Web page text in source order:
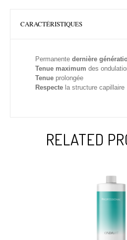
CARACTÉRISTIQUES
Permanente dernière
Tenue maximum des
Tenue prolongée
Respecte la structure capillaire
RELATED